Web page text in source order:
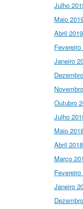
Julho
Maio
Abril 2019
Fevereiro
Janeiro
Outubro
Julho
Maio
Abril 2018
Março
Fevereiro
Janeiro